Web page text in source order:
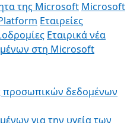
της Microsoft Microsoft
Εταιρείες
Εταιρικά νέα
στη Microsoft
προσωπικών δεδομένων
για την υγεία των